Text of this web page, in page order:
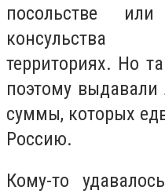
посольстве
консульства
территориях. Но
поэтому
суммы, которых
Россию.
Кому-то